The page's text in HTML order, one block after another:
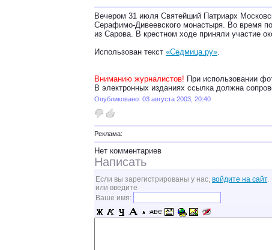
Вечером 31 июля Святейший Патриарх
Серафимо-Дивеевского монастыря. Во время
из Сарова. В крестном ходе приняли участие
Использован текст «Седмица.ру».
Вниманию журналистов! При использовании
В электронных изданиях ссылка должна
Опубликовано: 03 августа 2003, 20:40
Реклама:
Нет комментариев
Написать
Если вы зарегистрированы у нас, войдите на сайт.
или введите
Ваше имя: